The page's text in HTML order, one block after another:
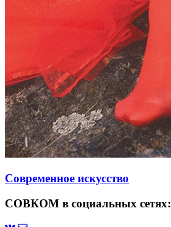
Современное искусство
СОВКОМ в социальных сетях: